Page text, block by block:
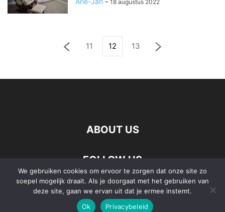
18 augustus 2022
11 12 13
ABOUT US
FOLLOW US
©
We gebruiken cookies om ervoor te zorgen dat onze site zo
soepel mogelijk draait. Als je doorgaat met het gebruiken van
deze site, gaan we ervan uit dat je ermee instemt.
Ok
Privacybeleid